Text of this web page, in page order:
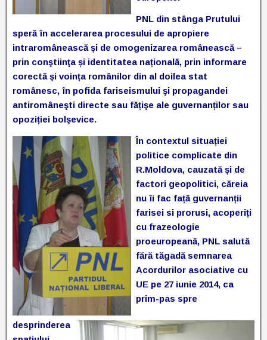
PNL din stânga Prutului
speră în accelerarea procesului de apropiere
intraromânească și de omogenizarea românească –
prin conştiinţa și identitatea națională, prin informare
corectă şi voința românilor din al doilea stat
românesc, în pofida fariseismului şi propagandei
antiromâneşti directe sau fățişe ale guvernanților sau
opoziției bolşevice.
În contextul situației
politice complicate din
R.Moldova, cauzată și de
factori geopolitici, căreia
nu îi fac față guvernanții
farisei si prorusi, acoperiți
cu frazeologie
proeuropeană, PNL salută
fără tăgadă semnarea
Acordurilor asociative cu
UE pe 27 iunie 2014, ca
prim-pas spre
desprinderea